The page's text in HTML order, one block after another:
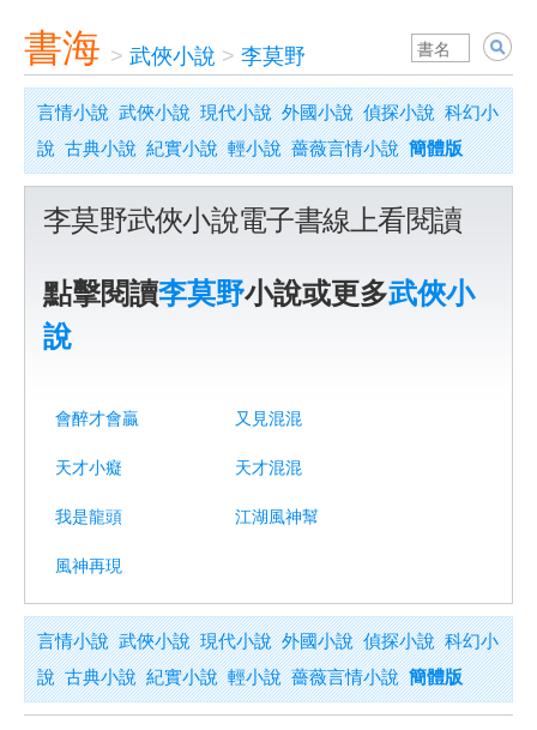
書海 > 武俠小說 > 李莫野
言情小說 武俠小說 現代小說 外國小說 偵探小說 科幻小
說 古典小說 紀實小說 輕小說 薔薇言情小說 簡體版
李莫野武俠小說電子書線上看閱讀
點擊閱讀李莫野小說或更多武俠小
說
會醉才會贏 又見混混
天才小癡 天才混混
我是龍頭 江湖風神幫
風神再現
言情小說 武俠小說 現代小說 外國小說 偵探小說 科幻小
說 古典小說 紀實小說 輕小說 薔薇言情小說 簡體版